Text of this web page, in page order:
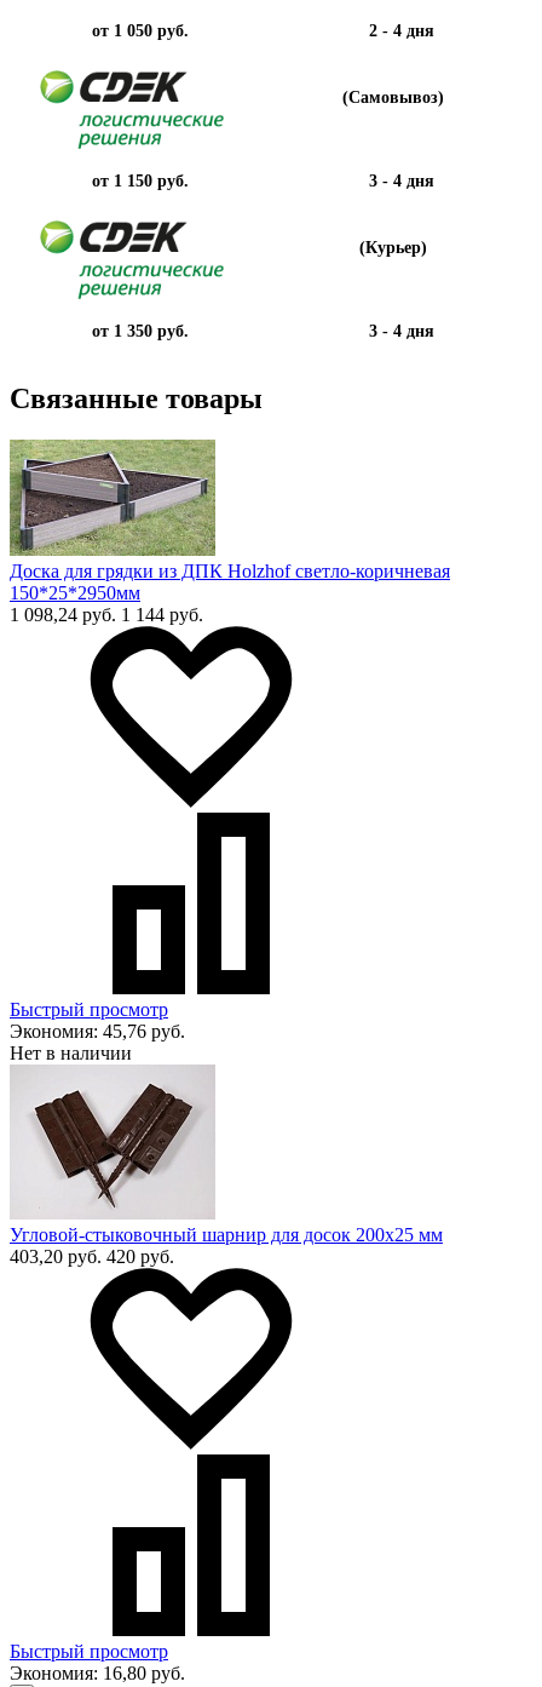
от 1 050 руб. 2 - 4 дня
(Самовывоз)
от 1 150 руб. 3 - 4 дня
(Курьер)
от 1 350 руб. 3 - 4 дня
Связанные товары
Доска для грядки из ДПК Holzhof светло-коричневая
150*25*2950мм
1 098,24 руб. 1 144 руб.
Быстрый просмотр
Экономия: 45,76 руб.
Нет в наличии
Угловой-стыковочный шарнир для досок 200х25 мм
403,20 руб. 420 руб.
Быстрый просмотр
Экономия: 16,80 руб.